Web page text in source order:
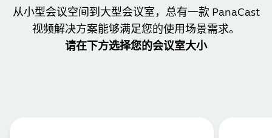
从小型会议空间到大型会议室，总有一款 PanaCast
视频解决方案能够满足您的使用场景需求。
请在下方选择您的会议室大小